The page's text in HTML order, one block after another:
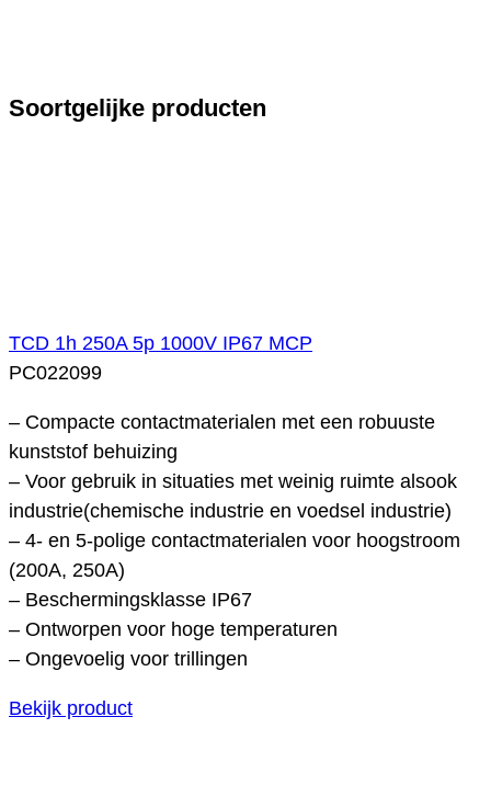
Soortgelijke producten
TCD 1h 250A 5p 1000V IP67 MCP
PC022099
– Compacte contactmaterialen met een robuuste
kunststof behuizing
– Voor gebruik in situaties met weinig ruimte alsook
industrie(chemische industrie en voedsel industrie)
– 4- en 5-polige contactmaterialen voor hoogstroom
(200A, 250A)
– Beschermingsklasse IP67
– Ontworpen voor hoge temperaturen
– Ongevoelig voor trillingen
Bekijk product